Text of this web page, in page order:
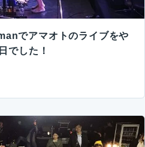
でアマオトのライブをや
でした！